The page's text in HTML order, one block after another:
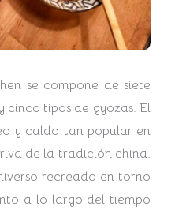
se compone de siete
cinco tipos de gyozas. El
y caldo tan popular en
de la tradición china.
recreado en torno
a lo largo del tiempo